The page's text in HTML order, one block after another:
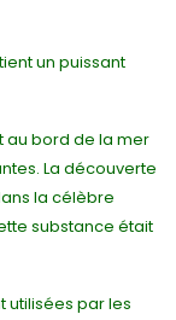
un puissant
au bord de la mer
La découverte
la célèbre
substance était
utilisées par les